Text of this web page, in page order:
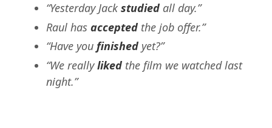
“Yesterday Jack studied all day.”
Raul has accepted the job offer.”
“Have you finished yet?”
“We reallyliked the film we watched last
night.”